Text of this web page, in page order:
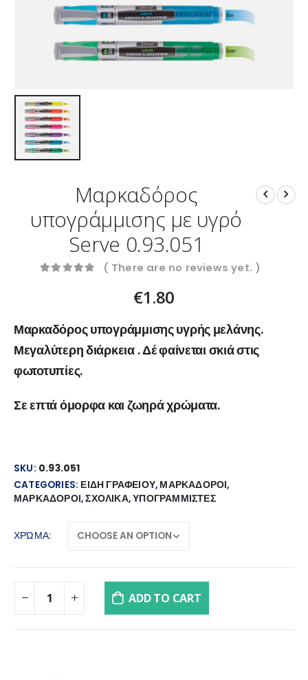
Μαρκαδόρος
υπογράμμισης με υγρό
Serve 0.93.051
( There are no reviews yet. )
€1.80
Μαρκαδόρος υπογράμμισης υγρής μελάνης.
Μεγαλύτερη διάρκεια . Δέ φαίνεται σκιά στις
φωτοτυπίες.
Σε επτά όμορφα και ζωηρά χρώματα.
SKU: 0.93.051
CATEGORIES: ΕΙΔΗ ΓΡΑΦΕΙΟΥ, ΜΑΡΚΑΔΟΡΟΙ,
ΜΑΡΚΑΔΟΡΟΙ,ΣΧΟΛΙΚΑ,ΥΠΟΓΡΑΜΜΙΣΤΕΣ
ΧΡΏΜΑ
ADD TO CART